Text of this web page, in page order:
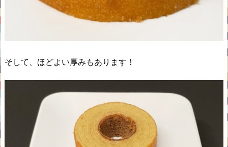
そして、ほどよい厚みもあります！